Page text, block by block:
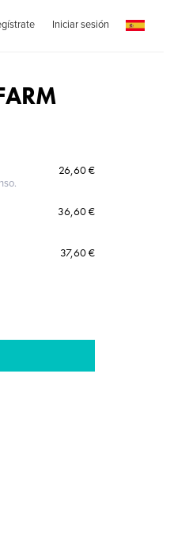
Iniciar sesión
26,60 €
36,60 €
37,60 €